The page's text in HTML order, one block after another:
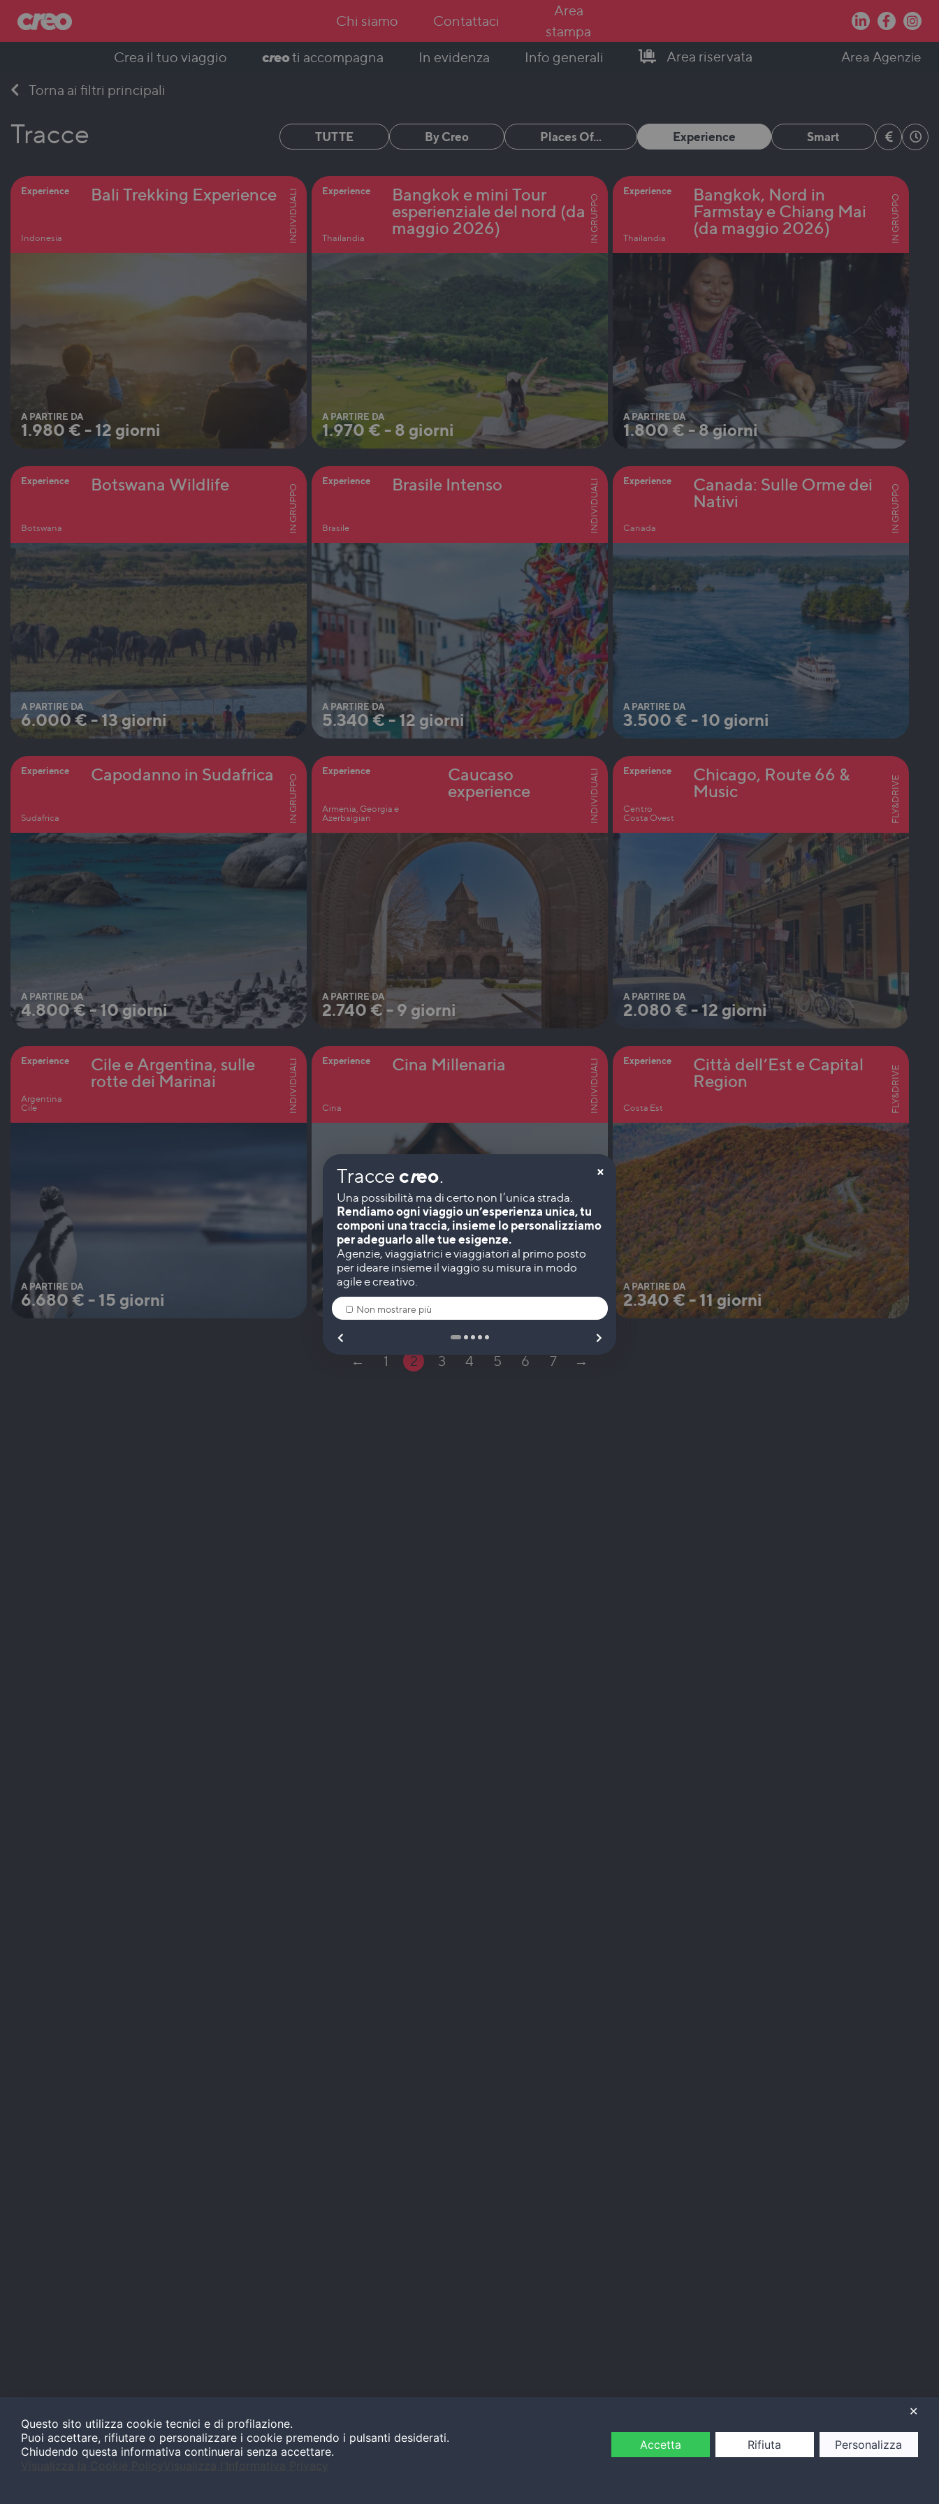
to
Chi siamo Contattaci
Area
stampa
Crea il tuo viaggio
creoti accompagna In evidenza Info generali Area riservata Area Agenzie
Torna ai filtri principali
Tracce TUTTE By Creo Places Of... Experience Smart
Experience
Indonesia
Bali Trekking Experience INDIVIDUALI
A PARTIRE DA
1.980 € - 12 giorni
Experience
Thailandia
Bangkok e mini Tour
esperienziale del nord (da
maggio 2026)
IN GRUPPO
A PARTIRE DA
1.970 € - 8 giorni
Experience
Thailandia
Bangkok, Nord in
Farmstay e Chiang Mai
(da maggio 2026)
IN GRUPPO
A PARTIRE DA
1.800 €-8 giorni
Experience
Botswana
Botswana Wildlife IN GRUPPO
A PARTIRE DA
6.000€-13 giorni
Experience
Brasile
Brasile Intenso INDIVIDUALI
A PARTIRE DA
5.340€-12 giorni
Experience
Canada
Canada: Sulle Orme dei
Nativi
IN GRUPPO
A PARTIRE DA
3.500 € - 10 giorni
Experience
Sudafrica
Capodanno in Sudafrica IN GRUPPO
A PARTIRE DA
4.800€-10 giorni
Experience
Armenia, Georgia e
Azerbaigian
Caucaso
experience
INDIVIDUALI
A PARTIRE DA
2.740 € - 9 giorni
Experience
Centro
Costa Ovest
Chicago, Route 66 &
Music
FLY&DRIVE
A PARTIRE DA
2.080 €- 12 giorni
Experience
Argentina
Cile
Cile e Argentina, sulle
rotte dei Marinai
INDIVIDUALI
A PARTIRE DA
6.680 € - 15 giorni
Experience
Cina
Cina Millenaria INDIVIDUALI
A PARTIRE DA
3.560€-12 giorni
Experience
Costa Est
Città dell’Est e Capital
Region
FLY&DRIVE
A PARTIRE DA
2.340€-11 giorni
← 1 2 3 4 5 6 7 →
✕
Questo sito utilizza cookie tecnici e di profilazione.
Puoi accettare, rifiutare o personalizzare i cookie premendo i pulsanti desiderati.
Chiudendo questa informativa continuerai senza accettare.
Accetta Rifiuta Personalizza
Tracce creo. ×
Rendiamo ogni viaggio un’esperienza unica, tu
componi una traccia, insieme lo personalizziamo
per adeguarlo alle tue esigenze.
Non mostrare più